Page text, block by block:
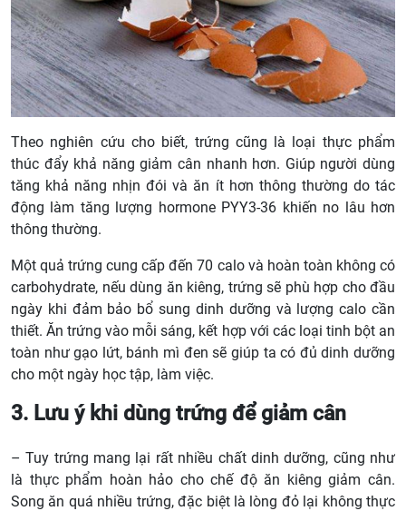
Theo nghiên cứu cho biết, trứng cũng là loại thực phẩm
thúc đẩy khả năng giảm cân nhanh hơn. Giúp người dùng
tăng khả năng nhịn đói và ăn ít hơn thông thường do tác
động làm tăng lượng hormone PYY3-36 khiến no lâu hơn
thông thường.
Một quả trứng cung cấp đến 70 calo và hoàn toàn không có
carbohydrate, nếu dùng ăn kiêng, trứng sẽ phù hợp cho đầu
ngày khi đảm bảo bổ sung dinh dưỡng và lượng calo cần
thiết. Ăn trứng vào mỗi sáng, kết hợp với các loại tinh bột an
toàn như gạo lứt, bánh mì đen sẽ giúp ta có đủ dinh dưỡng
cho một ngày học tập, làm việc.
3. Lưu ý khi dùng trứng để giảm cân
– Tuy trứng mang lại rất nhiều chất dinh dưỡng, cũng như
là thực phẩm hoàn hảo cho chế độ ăn kiêng giảm cân.
Song ăn quá nhiều trứng, đặc biệt là lòng đỏ lại không thực